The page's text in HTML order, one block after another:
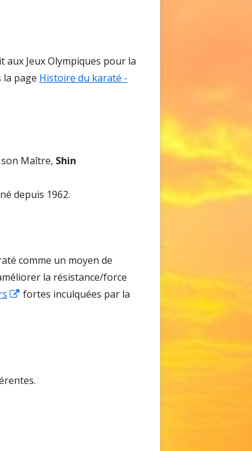
Jeux Olympiques pour la
la page Histoire du karaté -
son Maître, Shin
depuis 1962.
comme un moyen de
la résistance/force
Ouvrir
fortes inculquées par la